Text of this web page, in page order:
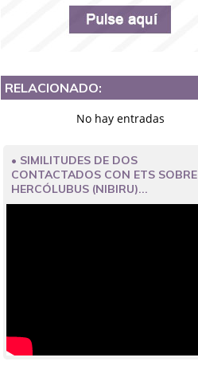
RELACIONADO:
No hay entradas
• SIMILITUDES DE DOS
CONTACTADOS CON ETS SOBRE
HERCÓLUBUS (NIBIRU)...